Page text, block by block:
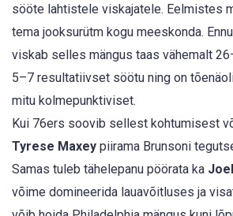
sööte lahtistele viskajatele. Eelmistes
tema jooksurütm kogu meeskonda.
viskab selles mängus taas vähemalt
5–7 resultatiivset söötu ning on
mitu kolmepunktiviset.
Kui 76ers soovib sellest kohtumisest
Tyrese Maxey piirama Brunsoni
Samas tuleb tähelepanu pöörata ka
võime domineerida lauavõitluses ja